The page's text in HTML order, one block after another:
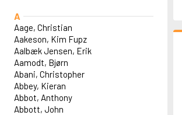
A
Aage, Christian
Aakeson, Kim Fupz
Aalbæk Jensen, Erik
Aamodt, Bjørn
Abani, Christopher
Abbey, Kieran
Abbot, Anthony
Abbott, John